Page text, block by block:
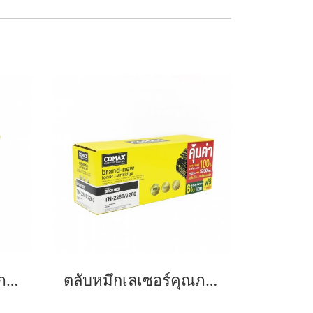
ตลับหมึกเลเซอร์คุณภาพสูงสำหรับ Brother รุ่น TN2480 ตลับหมึกเลเซอร์คุณภาพสูงสำหรับ Brother รุ่น TN2280/ TN2260-JUMBO